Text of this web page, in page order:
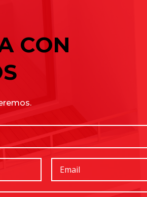
en Gavà y Baix Llobregat: guía de
para tu empresa: guía
CON